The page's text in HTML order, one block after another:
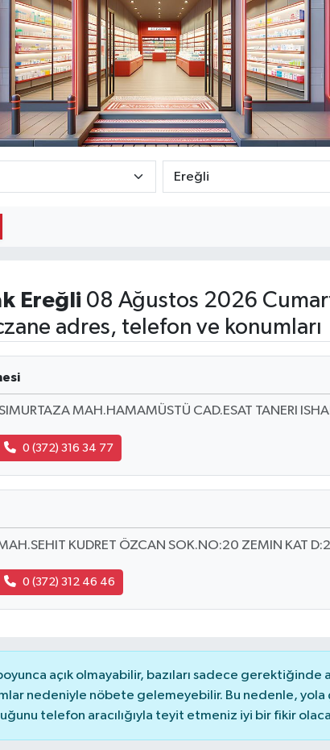
Ereğli 08 Ağustos 2026
adres, telefon ve konumları
MAH.HAMAMÜSTÜ CAD.ESAT TANERI
0 (372) 316 34 77
KUDRET ÖZCAN SOK.NO:20 ZEMIN KAT D:2
0 (372) 312 46 46
açık olmayabilir, bazıları sadece gerektiğinde
nedeniyle nöbete gelemeyebilir. Bu nedenle, yola
telefon aracılığıyla teyit etmeniz iyi bir fikir